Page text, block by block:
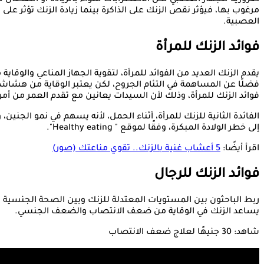
مرغوب بها، فيؤثر نقص الزنك على الذاكرة بينما زيادة الزنك تؤثر على
العصبية.
فوائد الزنك للمرأة
يقدم الزنك العديد من الفوائد للمرأة، لتقوية الجهاز المناعي
فضلًا عن المساهمة في التئام الجروح، لكن يعتبر الوقاية من
فوائد الزنك للمرأة، وذلك لأن السيدات يعانين مع تقدم العمر من
الفائدة الثانية للزنك للمرأة، أثناء الحمل، لأنه يسهم في نمو
إلى خطر الولادة المبكرة، وفقًا لموقع " Healthy eating".
اقرأ أيضًا: 5 أعشاب غنية بالزنك.. تقوي مناعتك (صور)
فوائد الزنك للرجال
ربط الباحثون بين المستويات المعتدلة للزنك وبين الصحة الجنسية
يساعد الزنك في الوقاية من ضعف الانتصاب والضعف الجنسي.
شاهد: 30 جنيهًا لعلاج ضعف الانتصاب